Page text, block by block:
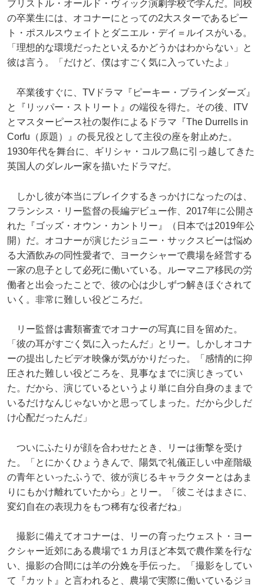
ブリストル・オールド・ヴィック演劇学校で学んだ。同校
の卒業生には、オコナーにとっての2大スターであるピー
ト・ポスルスウェイトとダニエル・デイ＝ルイスがいる。
「理想的な環境だったといえるかどうかはわからない」と
彼は言う。「だけど、僕はすごく気に入っていたよ」
卒業後すぐに、TVドラマ『ピーキー・ブラインダーズ』
と『リッパー・ストリート』の端役を得た。その後、ITV
とマスターピース社の製作によるドラマ『The Durrells in
Corfu（原題）』の長兄役として主役の座を射止めた。
1930年代を舞台に、ギリシャ・コルフ島に引っ越してきた
英国人のダレルー家を描いたドラマだ。
しかし彼が本当にブレイクするきっかけになったのは、
フランシス・リー監督の長編デビュー作、2017年に公開さ
れた『ゴッズ・オウン・カントリー』（日本では2019年公
開）だ。オコナーが演じたジョニー・サックスビーは悩め
る大酒飲みの同性愛者で、ヨークシャーで農場を経営する
一家の息子として必死に働いている。ルーマニア移民の労
働者と出会ったことで、彼の心は少しずつ解きほぐされて
いく。非常に難しい役どころだ。
リー監督は書類審査でオコナーの写真に目を留めた。
「彼の耳がすごく気に入ったんだ」とリー。しかしオコナ
ーの提出したビデオ映像が気がかりだった。「感情的に抑
圧された難しい役どころを、見事なまでに演じきってい
た。だから、演じているというより単に自分自身のままで
いるだけなんじゃないかと思ってしまった。だから少しだ
け心配だったんだ」
ついにふたりが顔を合わせたとき、リーは衝撃を受け
た。「とにかくひょうきんで、陽気で礼儀正しい中産階級
の青年といったふうで、彼が演じるキャラクターとはあま
りにもかけ離れていたから」とリー。「彼こそはまさに、
変幻自在の表現力をもつ稀有な役者だね」
撮影に備えてオコナーは、リーの育ったウェスト・ヨー
クシャー近郊にある農場で１カ月ほど本気で農作業を行な
い、撮影の合間には羊の分娩を手伝った。「撮影をしてい
て『カット』と言われると、農場で実際に働いているジョ